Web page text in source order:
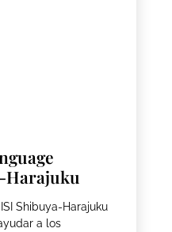
Harajuku
Shibuya-Harajuku
a los